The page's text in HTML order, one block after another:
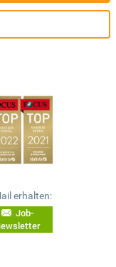
erhalten:
Job-